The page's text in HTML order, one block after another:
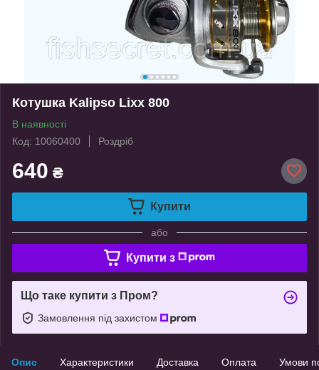
Котушка Kalipso Lixx 800
В наявності
Код: 10060400
Роздріб
640 ₴
Купити
або
Купити з
Що таке купити з Пром?
Замовлення під захистом
Опис Характеристики Доставка Оплата Умови